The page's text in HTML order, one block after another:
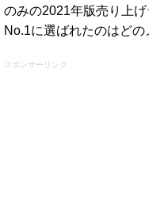
のみの2021年版売り上
No.1に選ばれたのはどの
スポンサーリンク